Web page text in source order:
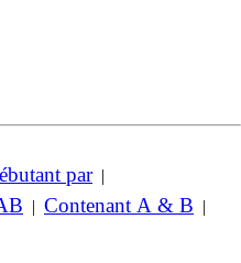
par|
| Contenant A & B |